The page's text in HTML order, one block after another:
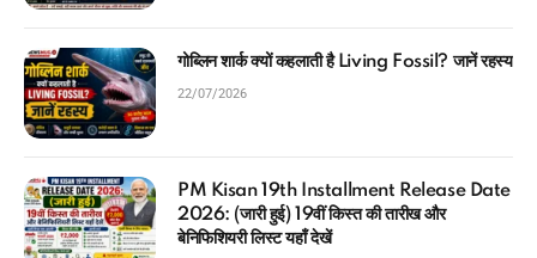
गोब्लिन शार्क क्यों कहलाती है Living Fossil? जानें रहस्य
22/07/2026
PM Kisan 19th Installment Release Date
2026: (जारी हुई) 19वीं किस्त की तारीख और
बेनिफिशियरी लिस्ट यहाँ देखें